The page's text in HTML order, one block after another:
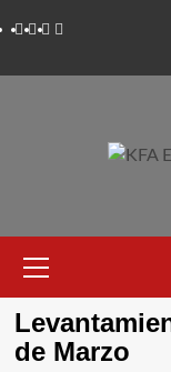
Twitter
YouTube
Telegram
Facebook
primario
de Marzo